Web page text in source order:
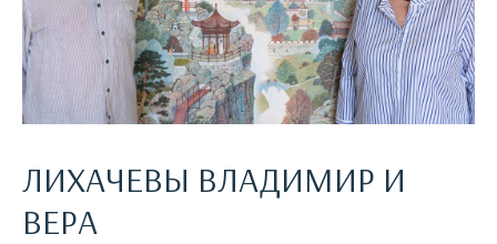
ЛИХАЧЕВЫ ВЛАДИМИР И
ВЕРА